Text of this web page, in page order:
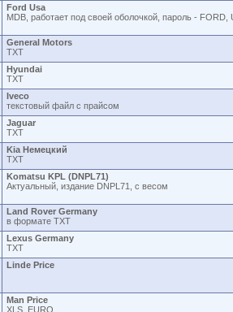
Ford Usa
MDB, работает под своей оболочкой, пароль - FORD,
General Motors
TXT
Hyundai
TXT
Iveco
текстовый файл с прайсом
Jaguar
TXT
Kia Немецкий
TXT
Komatsu KPL (DNPL71)
Актуальный, издание DNPL71, с весом
Land Rover Germany
в формате TXT
Lexus Germany
TXT
Linde Price
Man Price
XLS, EURO